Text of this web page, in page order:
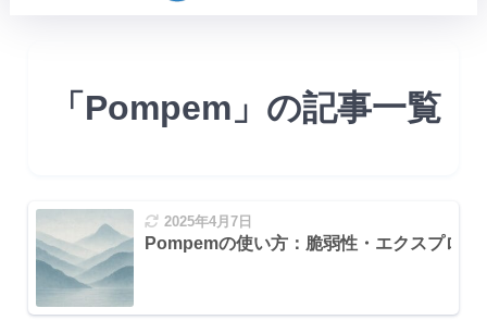
「Pompem」の記事一覧
2025年4月7日
Pompemの使い方：脆弱性・エクスプロイ